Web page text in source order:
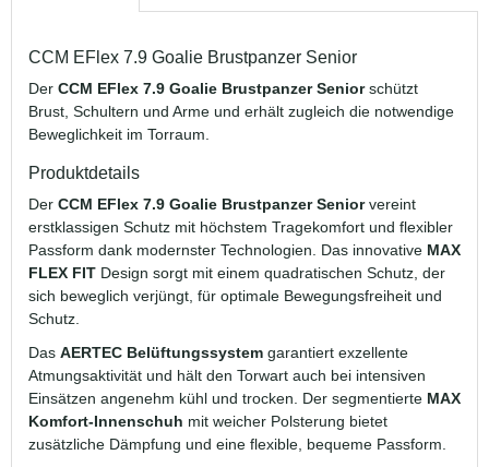
CCM EFlex 7.9 Goalie Brustpanzer Senior
Der CCM EFlex 7.9 Goalie Brustpanzer Seniorschützt
Brust, Schultern und Arme und erhält zugleich die notwendige
Beweglichkeit im Torraum.
Produktdetails
Der CCM EFlex 7.9 Goalie Brustpanzer Seniorvereint
erstklassigen Schutz mit höchstem Tragekomfort und flexibler
Passform dank modernster Technologien. Das innovative MAX
FLEX FIT Design sorgt mit einem quadratischen Schutz, der
sich beweglich verjüngt, für optimale Bewegungsfreiheit und
Schutz.
Das AERTEC Belüftungssystem garantiert exzellente
Atmungsaktivität und hält den Torwart auch bei intensiven
Einsätzen angenehm kühl und trocken. Der segmentierte MAX
Komfort-Innenschuh mit weicher Polsterung bietet
zusätzliche Dämpfung und eine flexible, bequeme Passform.